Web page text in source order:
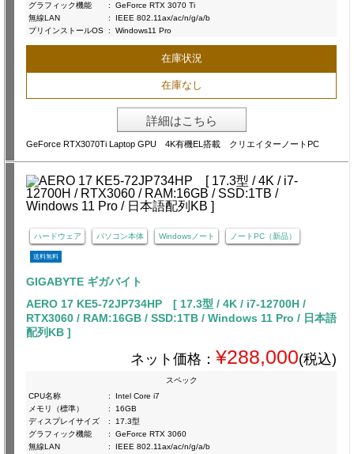
グラフィック機能
:
GeForce RTX 3070 Ti
無線LAN
:
IEEE 802.11ax/ac/n/g/a/b
プリインストールOS : Windows11 Pro
在庫状況
在庫なし
詳細はこちら
GeForce RTX3070Ti Laptop GPU 4K有機EL搭載 クリエイターノートPC
ハードウェア パソコン本体 Windowsノート ノートPC（新品）
送料無料
GIGABYTE ギガバイト
AERO 17 KE5-72JP734HP [ 17.3型 / 4K / i7-12700H /
RTX3060 / RAM:16GB / SSD:1TB / Windows 11 Pro / 日本語
配列KB ]
ネット価格： ¥288,000(税込)
スペック
CPU名称
:
Intel Core i7
メモリ（標準）
:
16GB
ディスプレイサイズ
:
17.3型
グラフィック機能
:
GeForce RTX 3060
無線LAN
:
IEEE 802.11ax/ac/n/g/a/b